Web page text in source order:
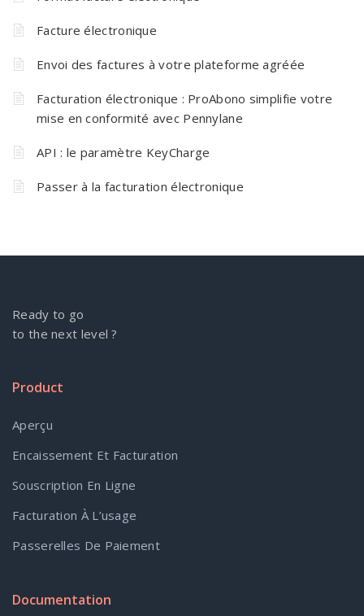
Facture électronique
Envoi des factures à votre plateforme agréée
Facturation électronique : ProAbono simplifie votre
mise en conformité avec Pennylane
API : le paramètre KeyCharge
Passer à la facturation électronique
Ready to go
to the next level ?
Product
Aperçu
Encaissement Et Facturation
Souscription En Ligne
Facturation À L’usage
Passerelles De Paiement
Documentation